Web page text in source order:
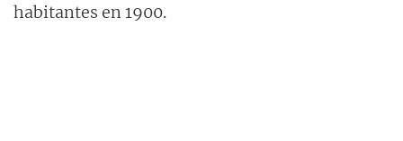
habitantes en 1900.